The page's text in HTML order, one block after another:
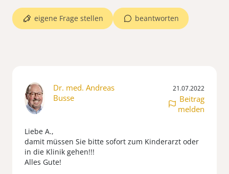
beantworten
eigene Frage stellen
Dr. med. Andreas
Busse
21.07.2022
Beitrag
melden
Liebe A.,
damit müssen Sie bitte sofort zum Kinderarzt oder
in die Klinik gehen!!!
Alles Gute!